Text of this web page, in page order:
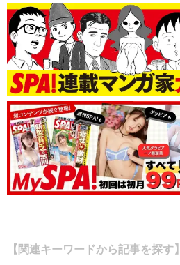
【関連キーワードから記事を探す】